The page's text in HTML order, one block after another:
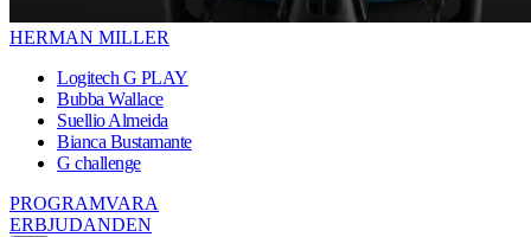
HERMAN MILLER
Logitech G PLAY
Bubba Wallace
Suellio Almeida
Bianca Bustamante
G challenge
PROGRAMVARA
ERBJUDANDEN